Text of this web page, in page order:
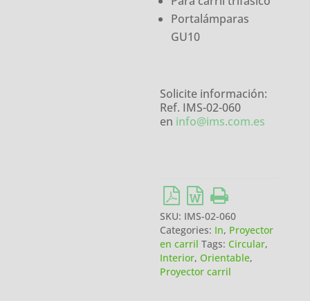
Portalámparas
GU10
Solicite información:
Ref. IMS-02-060
en info@ims.com.es
SKU: IMS-02-060
Categories: In, Proyector
en carril Tags:Circular,
Interior,Orientable,
Proyector carril